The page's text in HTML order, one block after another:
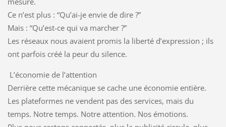
Ce n’est plus : “Qu’ai-je envie de dire ?”
Mais : “Qu’est-ce qui va marcher ?”
Les réseaux nous avaient promis la liberté d’expression ; ils
ont parfois créé la peur du silence.
L’économie de l’attention
Derrière cette mécanique se cache une économie entière.
Les plateformes ne vendent pas des services, mais du
temps. Notre temps. Notre attention. Nos émotions.